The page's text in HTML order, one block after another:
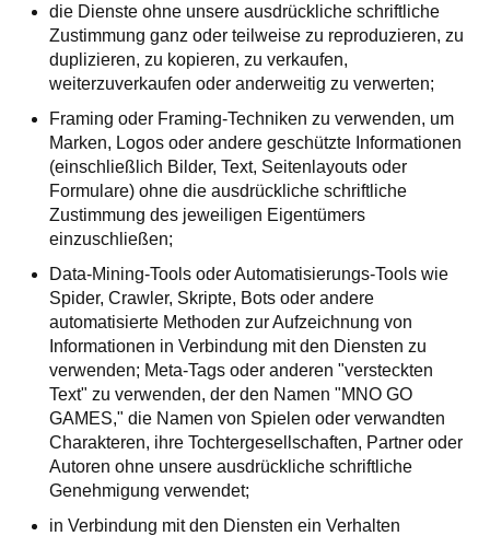
die Dienste ohne unsere ausdrückliche schriftliche
Zustimmung ganz oder teilweise zu reproduzieren, zu
duplizieren, zu kopieren, zu verkaufen,
weiterzuverkaufen oder anderweitig zu verwerten;
Framing oder Framing-Techniken zu verwenden, um
Marken, Logos oder andere geschützte Informationen
(einschließlich Bilder, Text, Seitenlayouts oder
Formulare) ohne die ausdrückliche schriftliche
Zustimmung des jeweiligen Eigentümers
einzuschließen;
Data-Mining-Tools oder Automatisierungs-Tools wie
Spider, Crawler, Skripte, Bots oder andere
automatisierte Methoden zur Aufzeichnung von
Informationen in Verbindung mit den Diensten zu
verwenden; Meta-Tags oder anderen "versteckten
Text" zu verwenden, der den Namen "MNO GO
GAMES," die Namen von Spielen oder verwandten
Charakteren, ihre Tochtergesellschaften, Partner oder
Autoren ohne unsere ausdrückliche schriftliche
Genehmigung verwendet;
in Verbindung mit den Diensten ein Verhalten